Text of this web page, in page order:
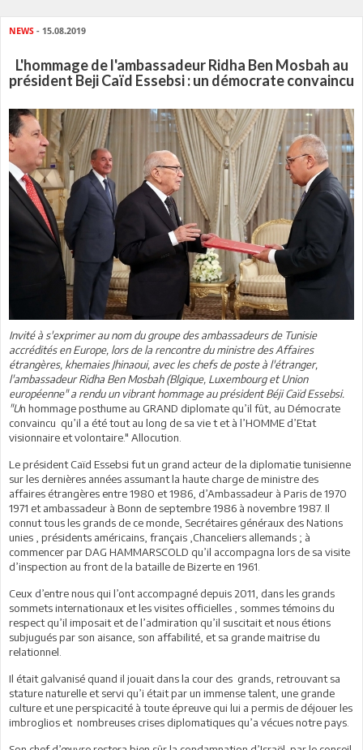
NEWS - 15.08.2019
L'hommage de l'ambassadeur Ridha Ben Mosbah au
président Beji Caïd Essebsi : un démocrate convaincu
Invité à s'exprimer au nom du groupe des ambassadeurs de Tunisie
accrédités en Europe, lors de la rencontre du ministre des Affaires
étrangères, khemaies Jhinaoui, avec les chefs de poste à l'étranger,
l'ambassadeur Ridha Ben Mosbah (Blgique, Luxembourg et Union
européenne" a rendu un vibrant hommage au président Béji Caïd Essebsi.
"Un hommage posthume au GRAND diplomate qu’il fût, au Démocrate
convaincu qu’il a été tout au long de sa vie t et à l’HOMME d’Etat
visionnaire et volontaire." Allocution.
Le président Caïd Essebsi fut un grand acteur de la diplomatie tunisienne
sur les dernières années assumant la haute charge de ministre des
affaires étrangères entre 1980 et 1986, d’Ambassadeur à Paris de 1970
1971 et ambassadeur à Bonn de septembre 1986 à novembre 1987. Il
connut tous les grands de ce monde, Secrétaires généraux des Nations
unies , présidents américains, français ,Chanceliers allemands ; à
commencer par DAG HAMMARSCOLD qu’il accompagna lors de sa visite
d’inspection au front de la bataille de Bizerte en 1961.
Ceux d’entre nous qui l’ont accompagné depuis 2011, dans les grands
sommets internationaux et les visites officielles , sommes témoins du
respect qu’il imposait et de l’admiration qu’il suscitait et nous étions
subjugués par son aisance, son affabilité, et sa grande maitrise du
relationnel.
Il était galvanisé quand il jouait dans la cour des grands, retrouvant sa
stature naturelle et servi qu’i était par un immense talent, une grande
culture et une perspicacité à toute épreuve qui lui a permis de déjouer les
imbroglios et nombreuses crises diplomatiques qu’a vécues notre pays.